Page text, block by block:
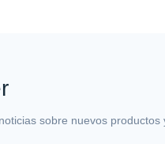
sobre nuevos productos